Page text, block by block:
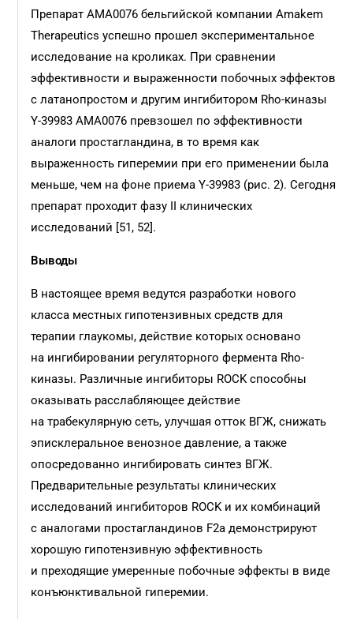
Препарат AMA0076 бельгийской компании Amakem
Therapeutics успешно прошел экспериментальное
исследование на кроликах. При сравнении
эффективности и выраженности побочных эффектов
с латанопростом и другим ингибитором Rho-киназы
Y-39983 AMA0076 превзошел по эффективности
аналоги простагландина, в то время как
выраженность гиперемии при его применении была
меньше, чем на фоне приема Y-39983 (рис. 2). Сегодня
препарат проходит фазу II клинических
исследований [51, 52].
Выводы
В настоящее время ведутся разработки нового
класса местных гипотензивных средств для
терапии глаукомы, действие которых основано
на ингибировании регуляторного фермента Rho-
киназы. Различные ингибиторы ROCK способны
оказывать расслабляющее действие
на трабекулярную сеть, улучшая отток ВГЖ, снижать
эписклеральное венозное давление, а также
опосредованно ингибировать синтез ВГЖ.
Предварительные результаты клинических
исследований ингибиторов ROCK и их комбинаций
с аналогами простагландинов F2a демонстрируют
хорошую гипотензивную эффективность
и преходящие умеренные побочные эффекты в виде
конъюнктивальной гиперемии.